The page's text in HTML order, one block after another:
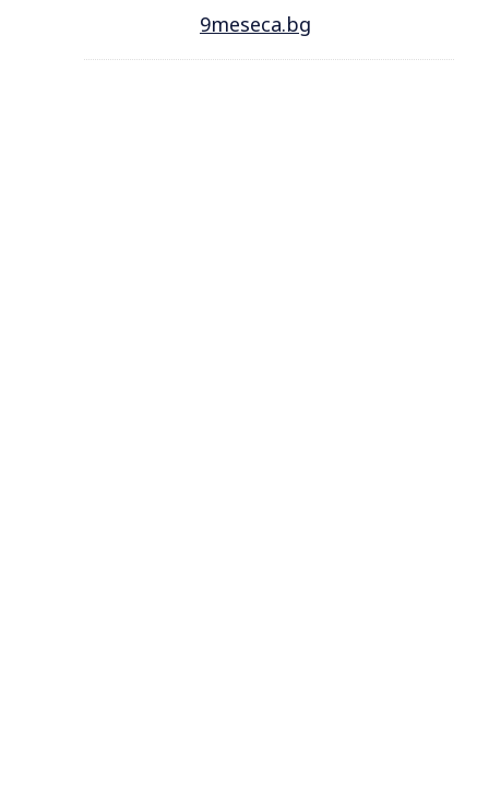
9meseca.bg